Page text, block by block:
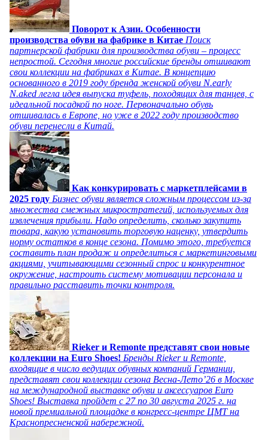
Поворот к Азии. Особенности
производства обуви на фабрике в Китае Поиск
партнерской фабрики для производства обуви – процесс
непростой. Сегодня многие российские бренды отшивают
свои коллекции на фабриках в Китае. В концепцию
основанного в 2019 году бренда женской обуви N.early
N.aked легла идея выпуска туфель, походящих для танцев, с
идеальной посадкой по ноге. Первоначально обувь
отшивалась в Европе, но уже в 2022 году производство
обуви перенесли в Китай.
Как конкурировать с маркетплейсами в
2025 году Бизнес обуви является сложным процессом из-за
множества смежных микростратегий, используемых для
извлечения прибыли. Надо определить, сколько закупить
товара, какую установить торговую наценку, утвердить
норму остатков в конце сезона. Помимо этого, требуется
составить план продаж и определиться с маркетинговыми
акциями, учитывающими сезонный спрос и конкурентное
окружение, настроить систему мотивации персонала и
правильно расставить точки контроля.
Rieker и Remonte представят свои новые
коллекции на Euro Shoes! Бренды Rieker и Remonte,
входящие в число ведущих обувных компаний Германии,
представят свои коллекции сезона Весна-Лето’26 в Москве
на международной выставке обуви и аксессуаров Euro
Shoes! Выставка пройдет c 27 по 30 августа 2025 г. на
новой премиальной площадке в конгресс-центре ЦМТ на
Краснопресненской набережной.